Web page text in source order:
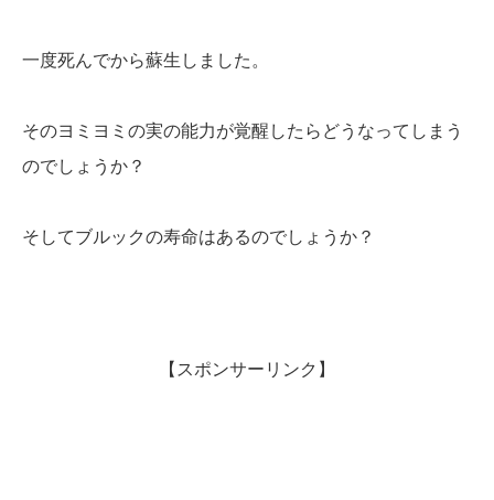
一度死んでから蘇生しました。
そのヨミヨミの実の能力が覚醒したらどうなってしまう
のでしょうか？
そしてブルックの寿命はあるのでしょうか？
【スポンサーリンク】